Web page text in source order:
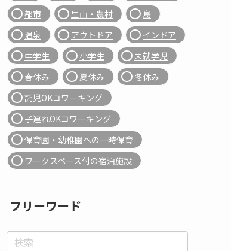
都市
里山・農村
島
温泉
アウトドア
インドア
中学生
小学生
未就学児
春休み
夏休み
冬休み
託児OKコワーキング
子連れOKコワーキング
保育園・幼稚園への一時保育
ワークスペース付の宿泊施設
フリーワード